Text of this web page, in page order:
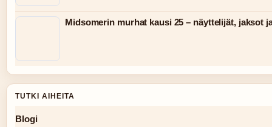
Midsomerin murhat kausi 25 – näyttelijät, jaksot
TUTKI AIHEITA
Blogi